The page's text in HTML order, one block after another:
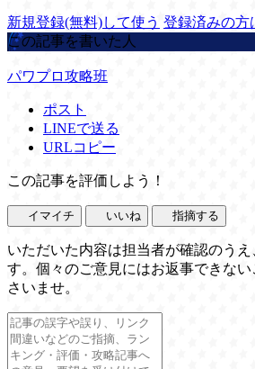
新規登録(無料)して使う 登録済みの方
この記事を書いた人
パワプロ攻略班
ポスト
LINEで送る
URLコピー
この記事を評価しよう！
イマイチ いいね 指摘する
いただいた内容は担当者が確認のうえ
す。個々のご意見にはお返事できな
さいませ。